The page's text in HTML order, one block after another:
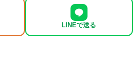
LINEで送る